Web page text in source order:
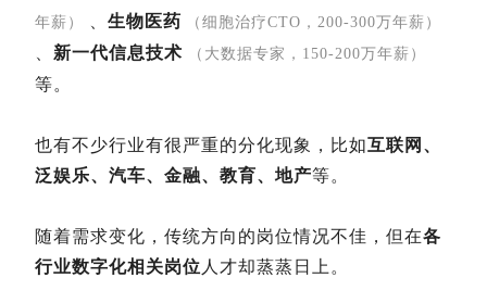
年薪）
生物医药 （细胞治疗CTO，200-300万年薪）
新一代信息技术 （大数据专家，150-200万年薪）
等。
也有不少行业有很严重的分化现象，比如互联网、
泛娱乐、汽车、金融、教育、地产等。
随着需求变化，传统方向的岗位情况不佳，但在各
行业数字化相关岗位 人才却蒸蒸日上。